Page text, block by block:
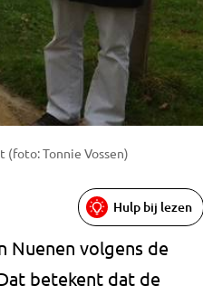
(foto: Tonnie Vossen)
Hulp bij lezen
Nuenen volgens de
betekent dat de